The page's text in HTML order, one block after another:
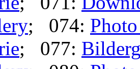
; 071:
; 074:
; 077: